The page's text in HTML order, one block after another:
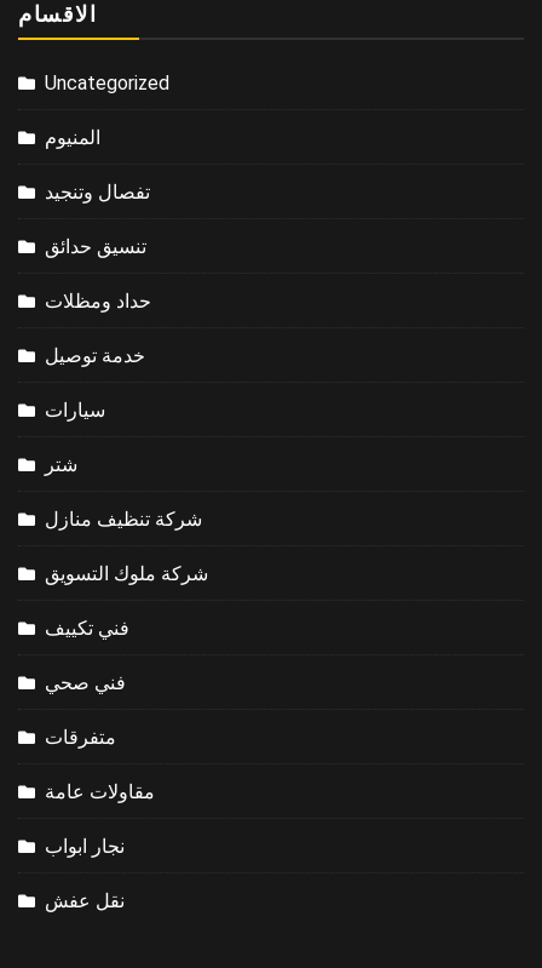
الاقسام
Uncategorized
المنيوم
تفصال وتنجيد
تنسيق حدائق
حداد ومظلات
خدمة توصيل
سيارات
شتر
شركة تنظيف منازل
شركة ملوك التسويق
فني تكييف
فني صحي
متفرقات
مقاولات عامة
نجار ابواب
نقل عفش